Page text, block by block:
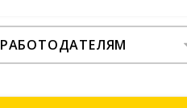
РАБОТОДАТЕЛЯМ